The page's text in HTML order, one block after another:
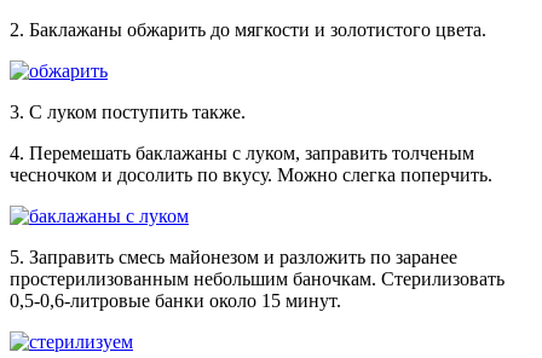
2. Баклажаны обжарить до мягкости и золотистого цвета.
3. С луком поступить также.
4. Перемешать баклажаны с луком, заправить толченым
чесночком и досолить по вкусу. Можно слегка поперчить.
5. Заправить смесь майонезом и разложить по заранее
простерилизованным небольшим баночкам. Стерилизовать
0,5-0,6-литровые банки около 15 минут.